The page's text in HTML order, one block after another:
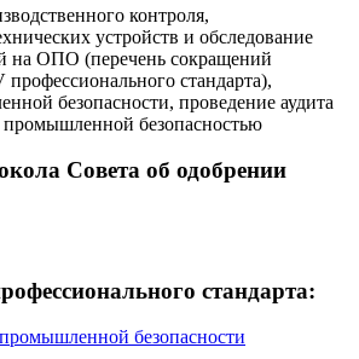
контроля,
устройств и обследование
на ОПО (перечень сокращений
профессионального стандарта),
безопасности, проведение аудита
безопасностью
Совета об одобрении
стандарта:
безопасности